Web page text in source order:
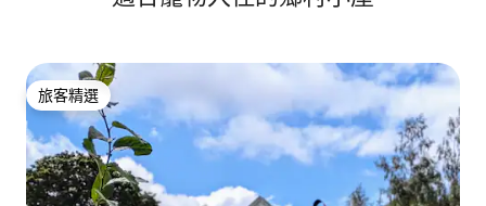
旅客精選
旅客精選